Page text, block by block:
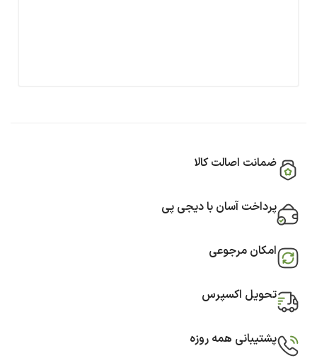
ضمانت اصالت کالا
پرداخت آسان با دیجی پی
امکان مرجوعی
تحویل اکسپرس
پشتیبانی همه روزه